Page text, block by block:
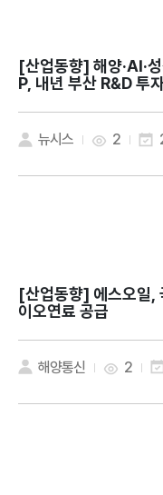
[산업동향]
P, 내년 부산 R&D 투
뉴시스 2
[산업동향]
이오연료 공급
해양통신 2